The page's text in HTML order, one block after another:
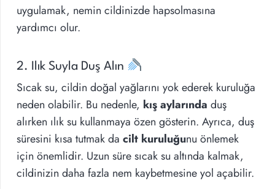
uygulamak, nemin cildinizde hapsolmasına
yardımcı olur.
2. Ilık Suyla Duş Alın
Sıcak su, cildin doğal yağlarını yok ederek kuruluğa
neden olabilir. Bu nedenle, kış aylarında duş
alırken ılık su kullanmaya özen gösterin. Ayrıca, duş
süresini kısa tutmak da cilt kuruluğunu önlemek
için önemlidir. Uzun süre sıcak su altında kalmak,
cildinizin daha fazla nem kaybetmesine yol açabilir.